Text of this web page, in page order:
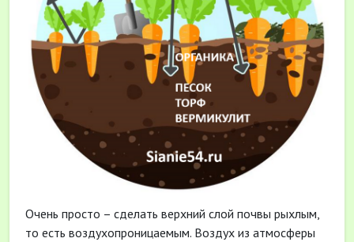
Очень просто – сделать верхний слой почвы рыхлым,
то есть воздухопроницаемым. Воздух из атмосферы